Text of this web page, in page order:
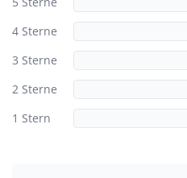
4 Sterne
3 Sterne
2 Sterne
1 Stern